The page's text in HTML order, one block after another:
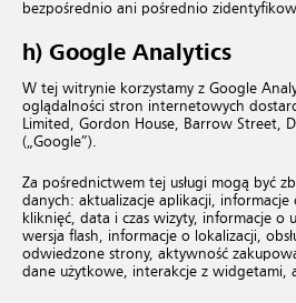
bezpośrednio ani pośrednio
h) Google Analytics
W tej witrynie korzystamy z Google
oglądalności stron internetowych
Limited, Gordon House, Barrow Street,
(„Google”).
Za pośrednictwem tej usługi mogą być
danych: aktualizacje aplikacji, informacje
kliknięć, data i czas wizyty, informacje o
wersja flash, informacje o lokalizacji,
odwiedzone strony, aktywność
dane użytkowe, interakcje z widgetami,